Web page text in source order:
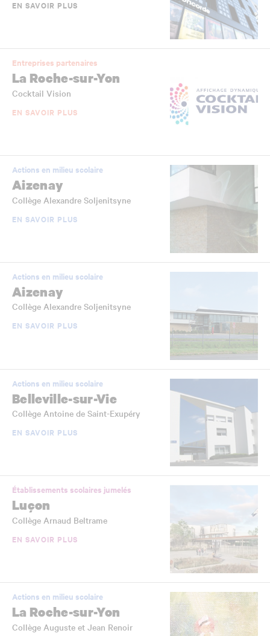
EN SAVOIR PLUS
Entreprises partenaires
La Roche-sur-Yon
Cocktail Vision
EN SAVOIR PLUS
Actions en milieu scolaire
Aizenay
Collège Alexandre Soljenitsyne
EN SAVOIR PLUS
Actions en milieu scolaire
Aizenay
Collège Alexandre Soljenitsyne
EN SAVOIR PLUS
Actions en milieu scolaire
Belleville-sur-Vie
Collège Antoine de Saint-Exupéry
EN SAVOIR PLUS
Établissements scolaires jumelés
Luçon
Collège Arnaud Beltrame
EN SAVOIR PLUS
Actions en milieu scolaire
La Roche-sur-Yon
Collège Auguste et Jean Renoir